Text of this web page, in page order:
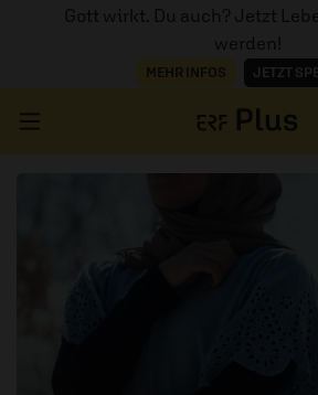
Gott wirkt. Du auch? Jetzt
werden!
MEHR INFOS JETZT